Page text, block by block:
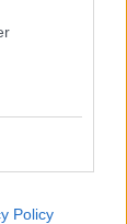
Policy